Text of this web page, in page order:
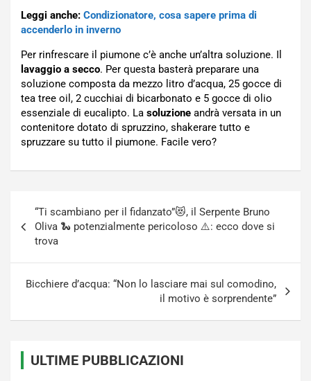
Leggi anche: Condizionatore, cosa sapere prima di
accenderlo in inverno
Per rinfrescare il piumone c’è anche un’altra soluzione. Il
lavaggio a secco. Per questa basterà preparare una
soluzione composta da mezzo litro d’acqua, 25 gocce di
tea tree oil, 2 cucchiai di bicarbonato e 5 gocce di olio
essenziale di eucalipto. La soluzione andrà versata in un
contenitore dotato di spruzzino, shakerare tutto e
spruzzare su tutto il piumone. Facile vero?
articoli
“Ti scambiano per il fidanzato”😻, il Serpente Bruno
Oliva 🐍 potenzialmente pericoloso ⚠️: ecco dove si
trova
Bicchiere d’acqua: “Non lo lasciare mai sul comodino,
il motivo è sorprendente”
ULTIME PUBBLICAZIONI